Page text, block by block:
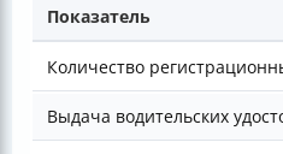
Показатель
Количество
Выдача водительских